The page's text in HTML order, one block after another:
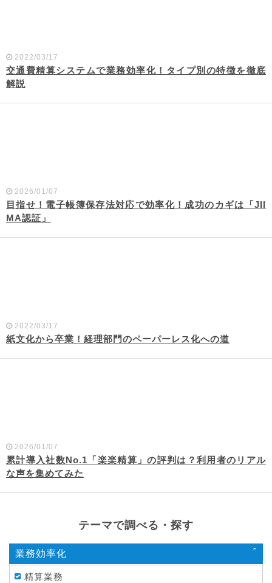
2022/03/17
交通費精算システムで業務効率化！タイプ別の特徴を徹底
解説
2026/01/07
目指せ！電子帳簿保存法対応で効率化！成功のカギは「JII
MA認証」
2022/03/17
紙文化から卒業！経理部門のペーパーレス化への道
2026/01/07
累計導入社数No.1「楽楽精算」の評判は？利用者のリアル
な声を集めてみた
テーマで調べる・探す
業務効率化
精算業務